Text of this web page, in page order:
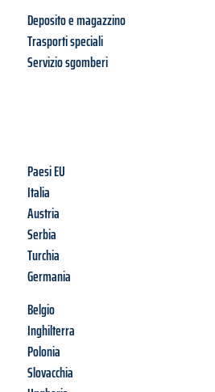
Deposito e magazzino
Trasporti speciali
Servizio sgomberi
Paesi EU
Italia
Austria
Serbia
Turchia
Germania
Belgio
Inghilterra
Polonia
Slovacchia